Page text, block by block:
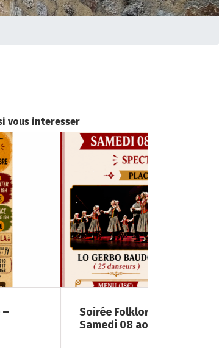
vous interesser
– Brigueuil –
aout